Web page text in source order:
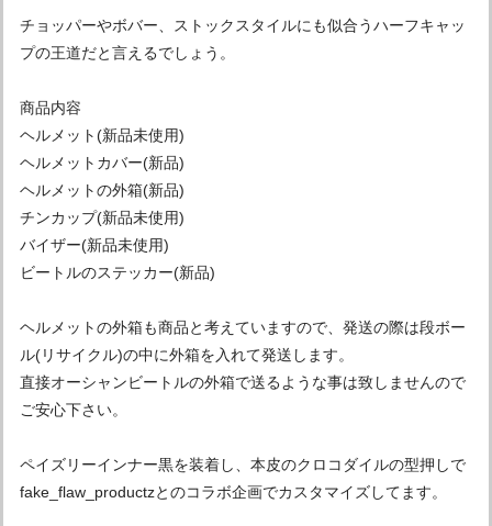
チョッパーやボバー、ストックスタイルにも似合うハーフキャッ
プの王道だと言えるでしょう。
商品内容
ヘルメット(新品未使用)
ヘルメットカバー(新品)
ヘルメットの外箱(新品)
チンカップ(新品未使用)
バイザー(新品未使用)
ビートルのステッカー(新品)
ヘルメットの外箱も商品と考えていますので、発送の際は段ボー
ル(リサイクル)の中に外箱を入れて発送します。
直接オーシャンビートルの外箱で送るような事は致しませんので
ご安心下さい。
ペイズリーインナー黒を装着し、本皮のクロコダイルの型押しで
fake_flaw_productzとのコラボ企画でカスタマイズしてます。